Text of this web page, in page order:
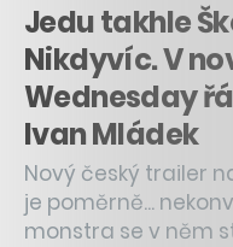
Jedu takhle
Nikdyvíc. V
Wednesday
Ivan Mládek
Nový český trailer
je poměrně...
monstra se v něm